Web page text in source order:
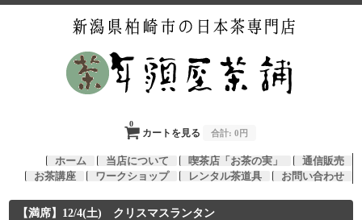
カートを見る
0
合計: 0円
ホーム 当店について 喫茶店「お茶の実」
通信販売
お茶講座
ワークショップ レンタル茶道具 お問い合わせ
【満席】12/4(土) クリスマスランタン